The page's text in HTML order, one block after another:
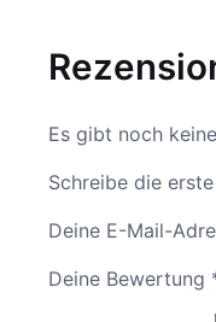
Es gibt noch
Schreibe die
Deine E-Mail-
Deine Bewertung